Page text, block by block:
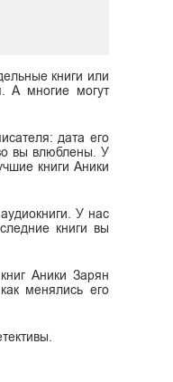
книги или
А многие могут
дата его
вы влюблены. У
книги Аники
У нас
книги вы
Аники Зарян
менялись его